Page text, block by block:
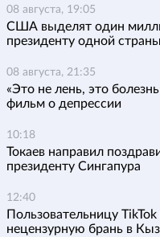
08 августа, 19:05
США выделят один
президенту одной страны
08 августа, 21:35
«Это не лень, это
фильм о депрессии
10:18
Токаев направил
президенту Сингапура
12:40
Пользовательницу
нецензурную брань в